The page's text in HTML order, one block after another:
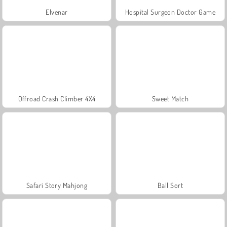
Elvenar Hospital Surgeon Doctor Game
Offroad Crash Climber 4X4 Sweet Match
Safari Story Mahjong Ball Sort